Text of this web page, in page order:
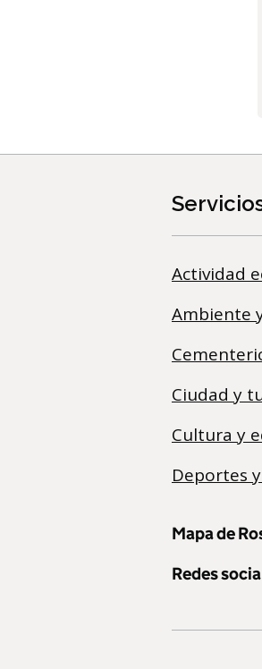
Actividad
Ambiente
Ciudad y
Cultura y
Deportes
Mapa de
Redes